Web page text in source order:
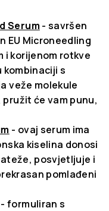
Serum - savršen
EU Microneedling
i korijenom rotkve
s
veže molekule
će vam punu,
- ovaj serum ima
kiselina donosi
posvjetljuje i
pomlađeni
- formuliran s